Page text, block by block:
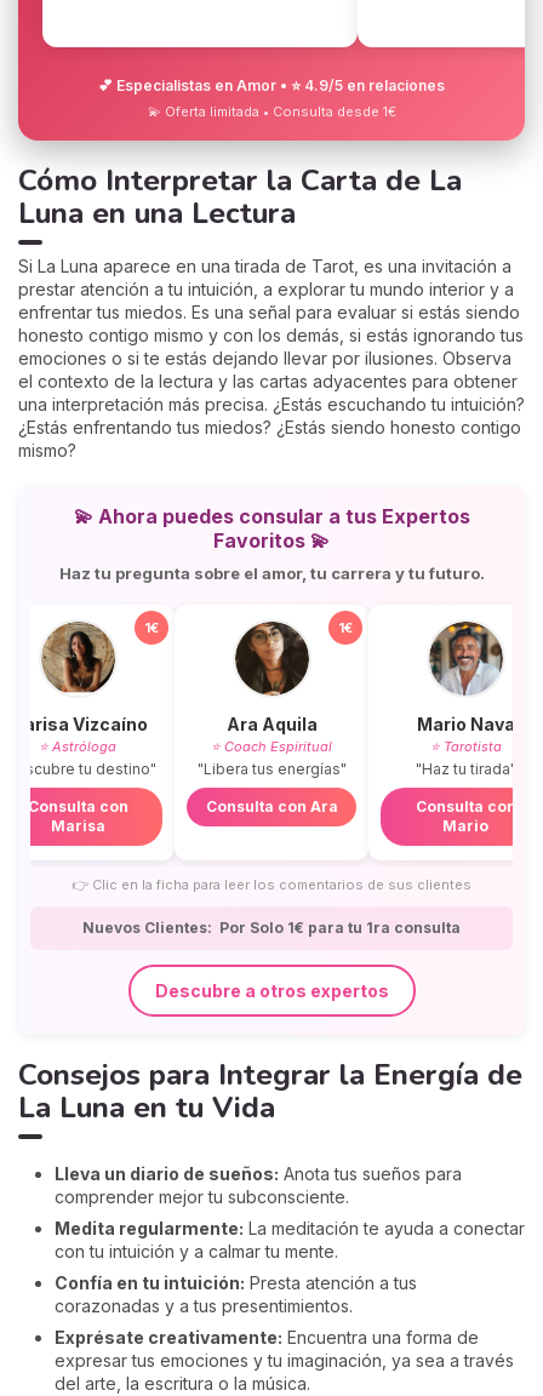
💕 Especialistas en Amor • ⭐ 4.9/5 en relaciones
💫 Oferta limitada • Consulta desde 1€
Cómo Interpretar la Carta de La
Luna en una Lectura
Si La Luna aparece en una tirada de Tarot, es una invitación a
prestar atención a tu intuición, a explorar tu mundo interior y a
enfrentar tus miedos. Es una señal para evaluar si estás siendo
honesto contigo mismo y con los demás, si estás ignorando tus
emociones o si te estás dejando llevar por ilusiones. Observa
el contexto de la lectura y las cartas adyacentes para obtener
una interpretación más precisa. ¿Estás escuchando tu intuición?
¿Estás enfrentando tus miedos? ¿Estás siendo honesto contigo
mismo?
💫 Ahora puedes consular a tus Expertos
Favoritos 💫
Haz tu pregunta sobre el amor, tu carrera y tu futuro.
1€
Marisa Vizcaíno
⭐ Astróloga
"Descubre tu destino"
Consulta con
Marisa
1€
Ara Aquila
⭐ Coach Espiritual
"Libera tus energías"
Consulta con Ara
Mario Nava
⭐ Tarotista
"Haz tu tirada"
Consulta con
Mario
👉Clic en la ficha para leer los comentarios de sus clientes
Nuevos Clientes: Por Solo 1€ para tu 1ra consulta
Descubre a otros expertos
Consejos para Integrar la Energía de
La Luna en tu Vida
Lleva un diario de sueños: Anota tus sueños para
comprender mejor tu subconsciente.
Medita regularmente: La meditación te ayuda a conectar
con tu intuición y a calmar tu mente.
Confía en tu intuición: Presta atención a tus
corazonadas y a tus presentimientos.
Exprésate creativamente: Encuentra una forma de
expresar tus emociones y tu imaginación, ya sea a través
del arte, la escritura o la música.